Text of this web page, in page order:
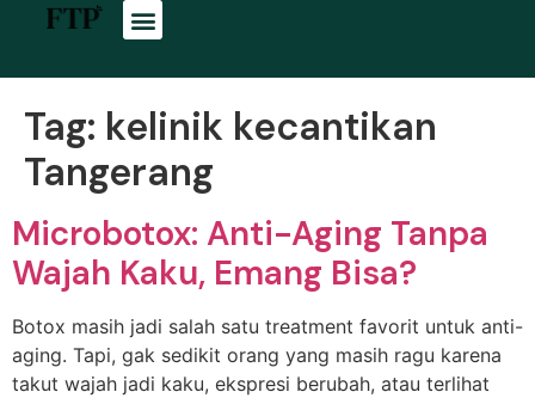
Tag: kelinik kecantikan
Tangerang
Microbotox: Anti-Aging Tanpa
Wajah Kaku, Emang Bisa?
Botox masih jadi salah satu treatment favorit untuk anti-
aging. Tapi, gak sedikit orang yang masih ragu karena
takut wajah jadi kaku, ekspresi berubah, atau terlihat